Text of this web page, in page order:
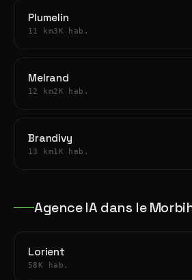
Plumelin
11 km3K hab.
Melrand
12 km2K hab.
Brandivy
13 km1K hab.
Agence IA dans le
Lorient
58K hab.